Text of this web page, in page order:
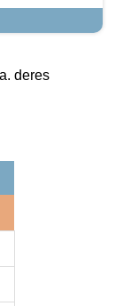
deres